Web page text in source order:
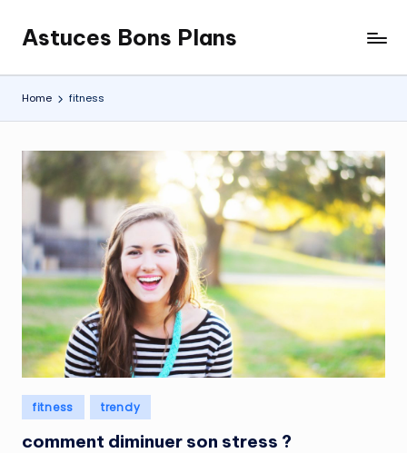
Skip
content
Astuces Bons Plans
Home fitness
Posted
in
fitness trendy
comment diminuer son stress ?